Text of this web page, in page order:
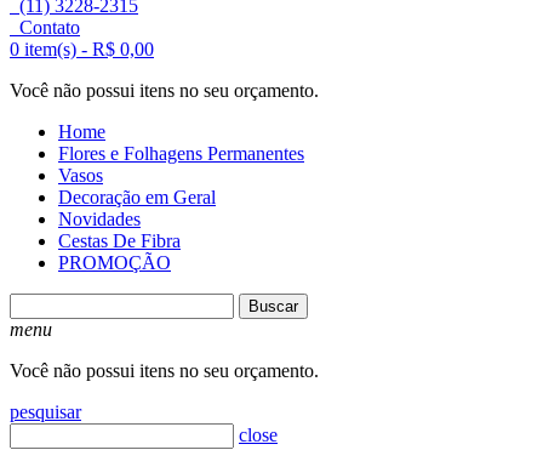
(11) 3228-2315
Contato
0 item(s) - R$ 0,00
Você não possui itens no seu orçamento.
Home
Flores e Folhagens Permanentes
Vasos
Decoração em Geral
Novidades
Cestas De Fibra
PROMOÇÃO
Buscar
menu
Você não possui itens no seu orçamento.
pesquisar
close